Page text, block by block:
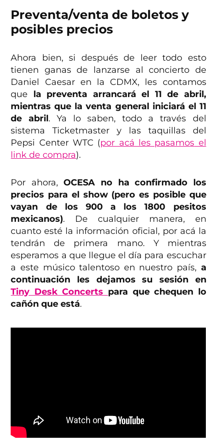
Preventa/venta de boletos y
posibles precios
Ahora bien, si después de leer todo esto
tienen ganas de lanzarse al concierto de
Daniel Caesar en la CDMX, les contamos
que la preventa arrancará el 11 de abril,
mientras que la venta general iniciará el 11
de abril. Ya lo saben, todo a través del
sistema Ticketmaster y las taquillas del
Pepsi Center WTC (por acá les pasamos el
link de compra).
Por ahora,OCESA no ha confirmado los
precios para el show (pero es posible que
vayan de los 900 a los 1800 pesitos
mexicanos). De cualquier manera, en
cuanto esté la información oficial, por acá la
tendrán de primera mano. Y mientras
esperamos a que llegue el día para escuchar
a este músico talentoso en nuestro país, a
continuación les dejamos su sesión en
Tiny Desk Concerts para que chequen lo
cañón que está.